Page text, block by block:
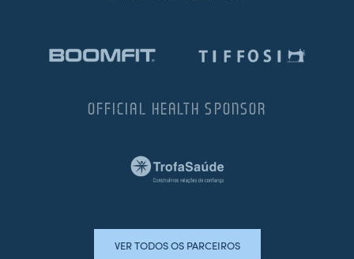
OFFICIAL HEALTH SPONSOR
VER TODOS OS PARCEIROS